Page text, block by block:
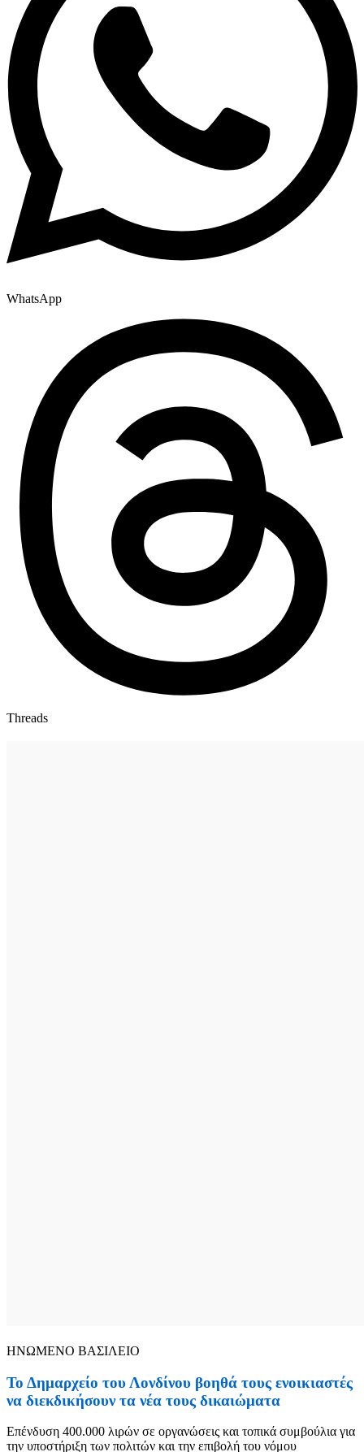
WhatsApp
Threads
ΗΝΩΜΕΝΟ ΒΑΣΙΛΕΙΟ
Το Δημαρχείο του Λονδίνου βοηθά τους ενοικιαστές
να διεκδικήσουν τα νέα τους δικαιώματα
Επένδυση 400.000 λιρών σε οργανώσεις και τοπικά συμβούλια για
την υποστήριξη των πολιτών και την επιβολή του νόμου